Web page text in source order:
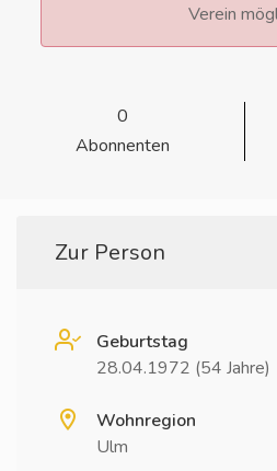
Verein
0
Abonnenten
Zur Person
Geburtstag
28.04.1972 (54 Jahre)
Wohnregion
Ulm